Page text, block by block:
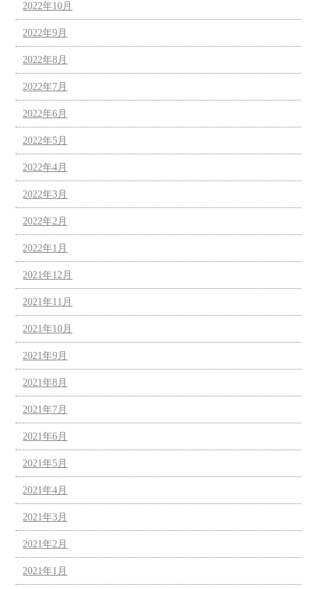
2022年10月
2022年9月
2022年8月
2022年7月
2022年6月
2022年5月
2022年4月
2022年3月
2022年2月
2022年1月
2021年12月
2021年11月
2021年10月
2021年9月
2021年8月
2021年7月
2021年6月
2021年5月
2021年4月
2021年3月
2021年2月
2021年1月